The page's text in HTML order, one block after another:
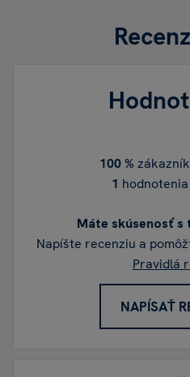
100 %
1
Máte skúsenosť
Napíšte recenziu a
Pravidlá
NAPÍSAŤ